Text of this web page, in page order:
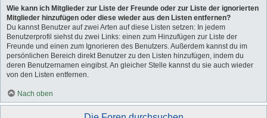
Wie kann ich Mitglieder zur Liste der Freunde oder zur Liste der ignorierten
Mitglieder hinzufügen oder diese wieder aus den Listen entfernen?
Du kannst Benutzer auf zwei Arten auf diese Listen setzen: In jedem
Benutzerprofil siehst du zwei Links: einen zum Hinzufügen zur Liste der
Freunde und einen zum Ignorieren des Benutzers. Außerdem kannst du im
persönlichen Bereich direkt Benutzer zu den Listen hinzufügen, indem du
deren Benutzernamen eingibst. An gleicher Stelle kannst du sie auch wieder
von den Listen entfernen.
Nach oben